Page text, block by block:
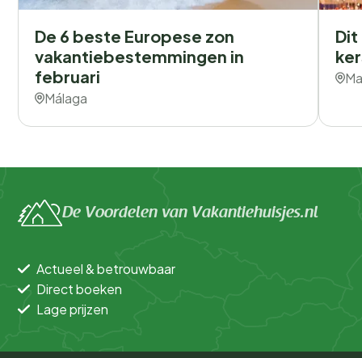
De 6 beste Europese zon
vakantiebestemmingen in
februari
Málaga
De Voordelen van Vakantiehuisjes.nl
Actueel & betrouwbaar
Direct boeken
Lage prijzen